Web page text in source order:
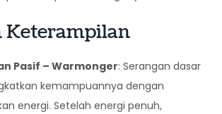
Keterampilan
Pasif – Warmonger: Serangan dasar
kemampuannya dengan
energi. Setelah energi penuh,